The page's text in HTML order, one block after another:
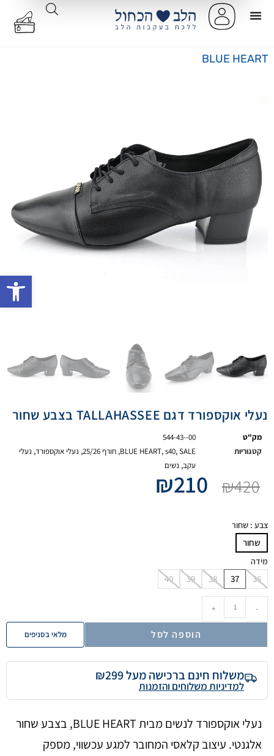
BLUE HEART
נעלי אוקספורד דגם TALLAHASSEE בצבע שחור
מק"ט
544-43--00
קטגוריות
BLUE HEART,s40,SALE
, חורף 25/26 , נעלי אוקספורד, נעלי
עקב, נשים
₪420
₪210
צבע : שחור
שחור
מידה
36
37
38
39
40
-
+
הוספה לסל מלאי בסניפים
משלוח חינם ברכישה מעל ₪299
למדיניות משלוחים והזמנות
נעלי אוקספורד לנשים מבית BLUE HEART, בצבע שחור
אלגנטי. עיצוב קלאסי המחובר למגע עכשווי, מספק